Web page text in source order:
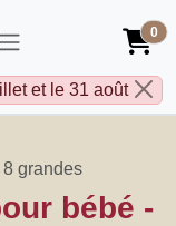
0
et le 31 août
grandes
bébé -